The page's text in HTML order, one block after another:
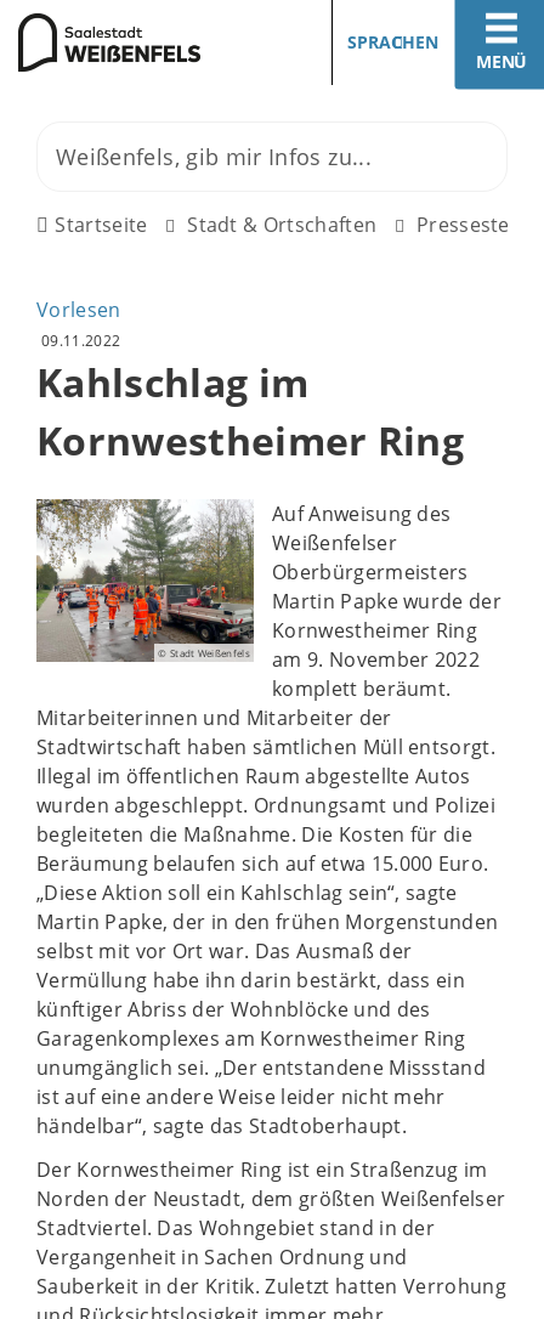
MENÜ
SPRACHEN
Startseite Stadt & Ortschaften Pressestelle
Vorlesen
09.11.2022
Kahlschlag im
Kornwestheimer Ring
© Stadt Weißenfels
Auf Anweisung des
Weißenfelser
Oberbürgermeisters
Martin Papke wurde der
Kornwestheimer Ring
am 9. November 2022
komplett beräumt.
Mitarbeiterinnen und Mitarbeiter der
Stadtwirtschaft haben sämtlichen Müll entsorgt.
Illegal im öffentlichen Raum abgestellte Autos
wurden abgeschleppt. Ordnungsamt und Polizei
begleiteten die Maßnahme. Die Kosten für die
Beräumung belaufen sich auf etwa 15.000 Euro.
„Diese Aktion soll ein Kahlschlag sein“, sagte
Martin Papke, der in den frühen Morgenstunden
selbst mit vor Ort war. Das Ausmaß der
Vermüllung habe ihn darin bestärkt, dass ein
künftiger Abriss der Wohnblöcke und des
Garagenkomplexes am Kornwestheimer Ring
unumgänglich sei. „Der entstandene Missstand
ist auf eine andere Weise leider nicht mehr
händelbar“, sagte das Stadtoberhaupt.
Der Kornwestheimer Ring ist ein Straßenzug im
Norden der Neustadt, dem größten Weißenfelser
Stadtviertel. Das Wohngebiet stand in der
Vergangenheit in Sachen Ordnung und
Sauberkeit in der Kritik. Zuletzt hatten Verrohung